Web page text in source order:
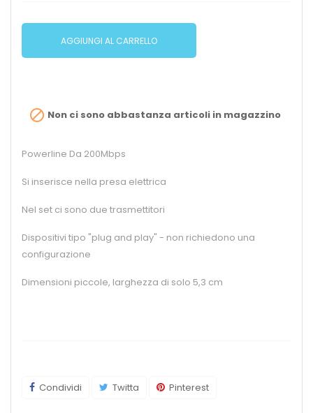
AGGIUNGI AL CARRELLO
 Non ci sono abbastanza articoli in magazzino
Powerline Da 200Mbps
Si inserisce nella presa elettrica
Nel set ci sono due trasmettitori
Dispositivi tipo "plug and play" - non richiedono una
configurazione
Dimensioni piccole, larghezza di solo 5,3 cm
Condividi Twitta Pinterest